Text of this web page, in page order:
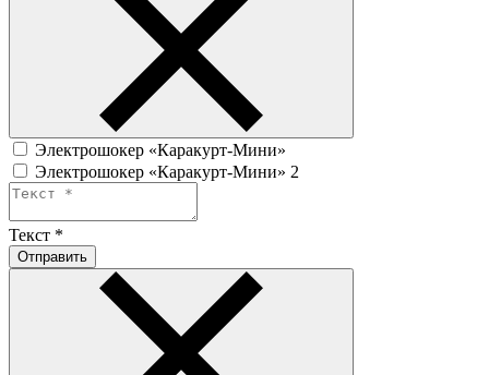
Электрошокер «Каракурт-Мини»
Электрошокер «Каракурт-Мини» 2
Текст *
Отправить